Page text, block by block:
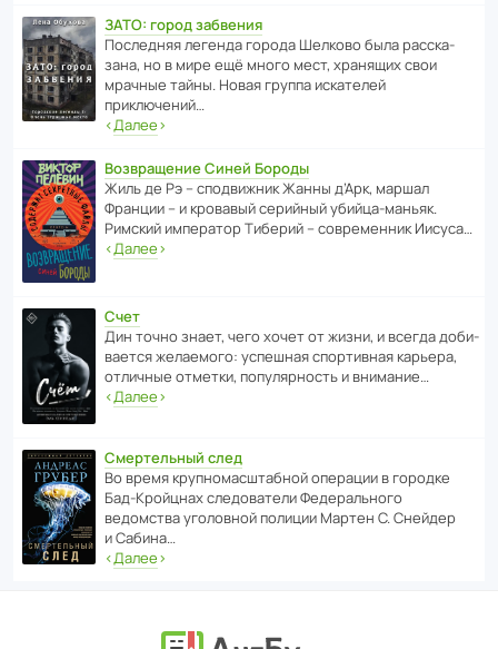
ЗАТО: город забвения
После­дняя легенда города Шелково была расска­
зана, но в мире ещё много мест, хранящих свои
мрачные тайны. Новая группа иска­телей
приключений…
‹Далее›
Возвращение Синей Бороды
Жиль де Рэ – спод­ви­жник Жанны д’Арк, маршал
Франции – и кровавый серийный убийца-маньяк.
Римский импе­ратор Тиберий – совре­менник Иисуса…
‹Далее›
Счет
Дин точно знает, чего хочет от жизни, и всегда доби­
ва­ется жела­е­мого: успе­шная спор­ти­вная карьера,
отли­чные отметки, попу­ля­р­ность и внимание…
‹Далее›
Смертельный след
Во время круп­но­мас­ш­та­бной операции в городке
Бад‑Крой­цнах следо­ва­тели Феде­раль­ного
ведомства уголо­вной полиции Мартен С. Снейдер
и Сабина…
‹Далее›